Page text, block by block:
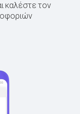
καλέστε τον